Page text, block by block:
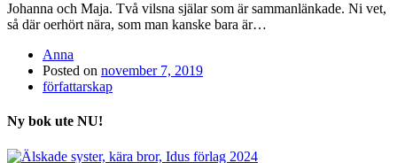
Johanna och Maja. Två vilsna själar som är sammanlänkade. Ni vet,
så där oerhört nära, som man kanske bara är…
Anna
Posted on november 7, 2019
författarskap
Ny bok ute NU!